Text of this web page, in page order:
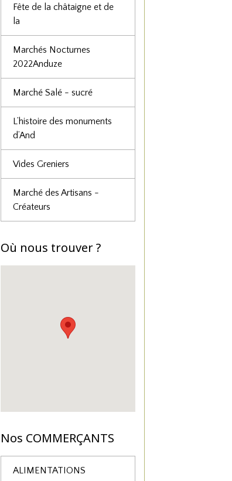
Fête de la châtaigne et de
la
Marchés Nocturnes
2022Anduze
Marché Salé - sucré
L’histoire des monuments
d’And
Vides Greniers
Marché des Artisans -
Créateurs
Où nous trouver ?
Nos COMMERÇANTS
ALIMENTATIONS